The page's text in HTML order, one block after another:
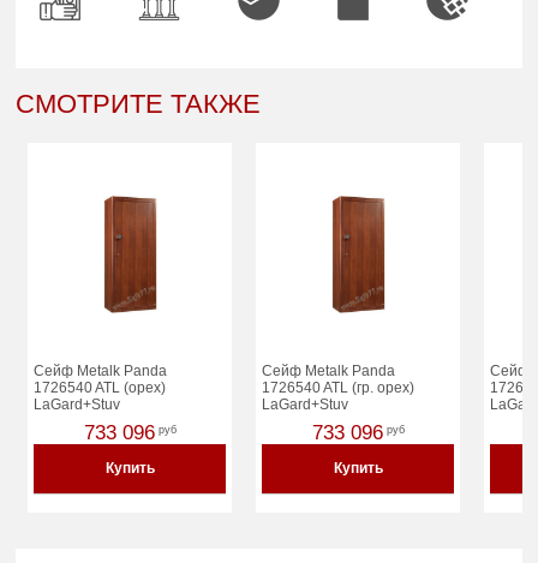
СМОТРИТЕ ТАКЖЕ
Сейф Metalk Panda
1726540 ATL (орех)
LaGard+Stuv
733 096 руб
Купить
Сейф Metalk Panda
1726540 ATL (гр. орех)
LaGard+Stuv
733 096 руб
Купить
Сейф